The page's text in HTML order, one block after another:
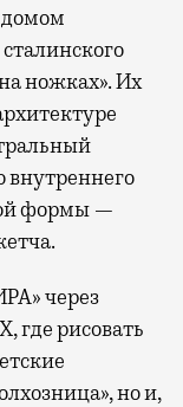
домом
ножках». Их
внутреннего
формы —
через
где рисовать
но и,